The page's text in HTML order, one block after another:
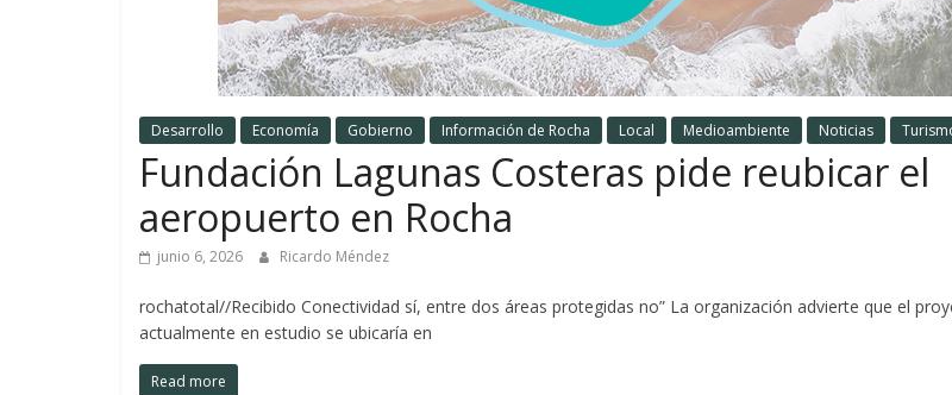
Desarrollo Economía Gobierno Información de Rocha Local Medioambiente Noticias
Fundación Lagunas Costeras pide reubicar el
aeropuerto en Rocha
junio 6, 2026 Ricardo Méndez
rochatotal//Recibido Conectividad sí, entre dos áreas protegidas no” La organización advierte que el
actualmente en estudio se ubicaría en
Read more